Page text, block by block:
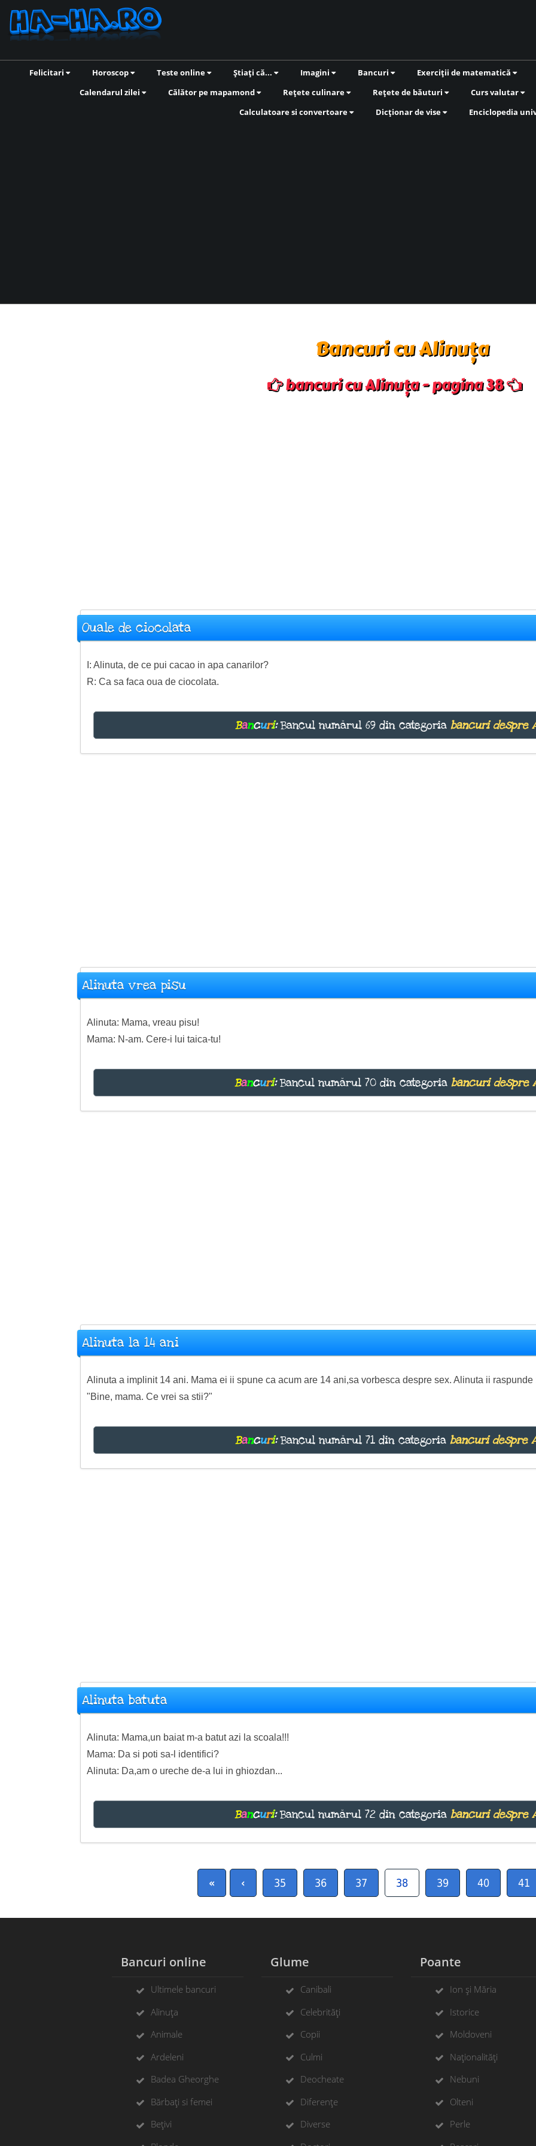
Felicitari Horoscop Teste online Știați că... Imagini Bancuri Exerciții de matematică
Calendarul zilei
Călător pe mapamond Rețete culinare Rețete de băuturi Curs valutar
Calculatoare si convertoare
Dicționar de vise Enciclopedia
Bancuri cu Alinuța
bancuri cu Alinuța - pagina 38
Ouale de ciocolata
I: Alinuta, de ce pui cacao in apa canarilor?
R: Ca sa faca oua de ciocolata.
Bancuri:Bancul numărul 69 din categoria bancuri despre
Alinuta vrea pisu
Alinuta: Mama, vreau pisu!
Mama: N-am. Cere-i lui taica-tu!
Bancuri:Bancul numărul 70 din categoria bancuri despre
Alinuta la 14 ani
Alinuta a implinit 14 ani. Mama ei ii spune ca acum are 14 ani,sa vorbesca despre sex. Alinuta ii raspunde
"Bine, mama. Ce vrei sa stii?"
Bancuri:Bancul numărul 71 din categoriabancuri despre
Alinuta batuta
Alinuta: Mama,un baiat m-a batut azi la scoala!!!
Mama: Da si poti sa-l identifici?
Alinuta: Da,am o ureche de-a lui in ghiozdan...
Bancuri:Bancul numărul 72 din categoriabancuri despre
« ‹ 35 36 37 38 39 40 41
Bancuri online
Ultimele bancuri
Alinuța
Animale
Ardeleni
Badea Gheorghe
Bărbați si femei
Bețivi
Glume
Canibali
Celebrități
Copii
Culmi
Deocheate
Diferențe
Diverse
Poante
Ion și Măria
Istorice
Moldoveni
Naționalități
Nebuni
Olteni
Perle